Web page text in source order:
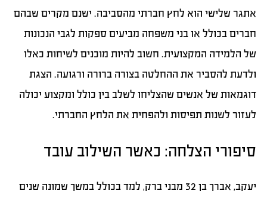
אתגר שלישי הוא לחץ חברתי מהסביבה. ישנם מקרים שבהם
חברים בכולל או בני משפחה מביעים ספקות לגבי הנכונות
של הלמידה המקצועית. חשוב להיות מוכנים לשיחות כאלו
ולדעת להסביר את ההחלטה בצורה ברורה ורגועה. הצגת
דוגמאות של אנשים שהצליחו לשלב בין כולל ומקצוע יכולה
לעזור לשנות תפיסות ולהפחית את הלחץ החברתי.
סיפורי הצלחה: כאשר השילוב עובד
יעקב, אברך בן 32 מבני ברק, למד בכולל במשך שמונה שנים